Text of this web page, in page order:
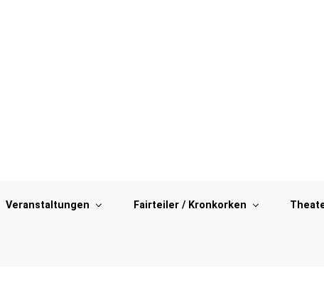
Veranstaltungen Fairteiler / Kronkorken